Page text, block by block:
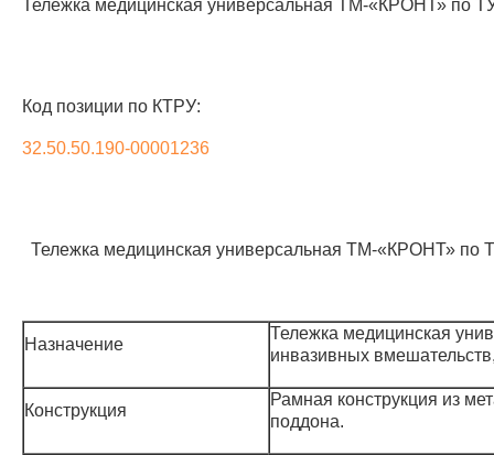
Тележка медицинская универсальная ТМ-«КРОНТ» по
Код позиции по КТРУ:
32.50.50.190-00001236
Тележка медицинская универсальная ТМ-«КРОНТ» по
Назначение
Тележка медицинская
инвазивных
Конструкция
Рамная конструкция из
поддона.